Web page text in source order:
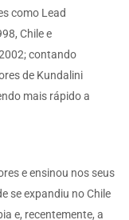
como Lead
Chile e
contando
de Kundalini
mais rápido a
e ensinou nos seus
se expandiu no Chile
e, recentemente, a